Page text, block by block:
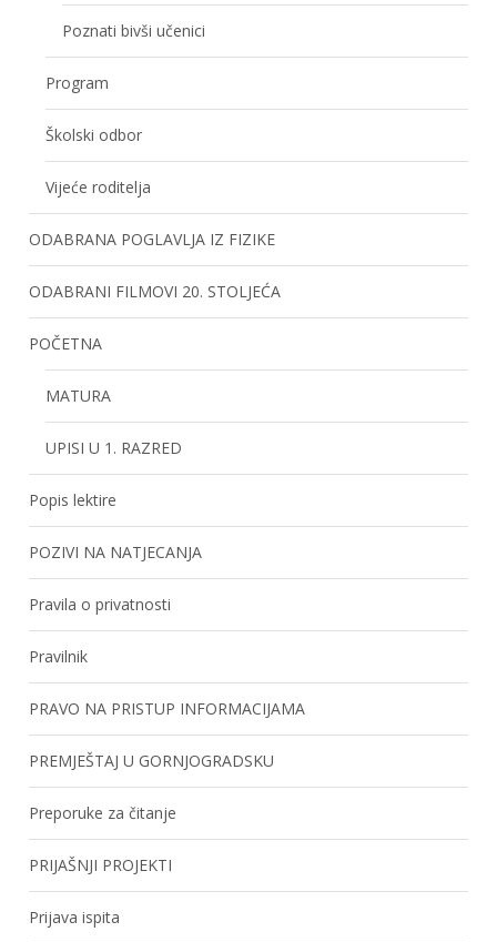
Poznati bivši učenici
Program
Školski odbor
Vijeće roditelja
ODABRANA POGLAVLJA IZ FIZIKE
ODABRANI FILMOVI 20. STOLJEĆA
POČETNA
MATURA
UPISI U 1. RAZRED
Popis lektire
POZIVI NA NATJECANJA
Pravila o privatnosti
Pravilnik
PRAVO NA PRISTUP INFORMACIJAMA
PREMJEŠTAJ U GORNJOGRADSKU
Preporuke za čitanje
PRIJAŠNJI PROJEKTI
Prijava ispita